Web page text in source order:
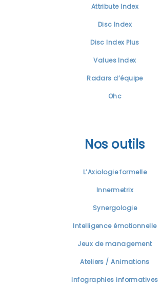
Attribute Index
Disc Index
Disc Index Plus
Values Index
Radars d’équipe
Ohc
Nos outils
L’Axiologie formelle
Innermetrix
Synergologie
Intelligence émotionnelle
Jeux de management
Ateliers / Animations
Infographies informatives